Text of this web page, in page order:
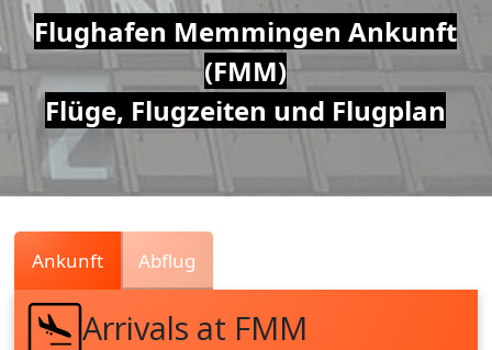
Air
Traffic
Live
Flughafen Memmingen Ankunft
(FMM)
Flüge, Flugzeiten und Flugplan
Ankunft Abflug
Arrivals at FMM